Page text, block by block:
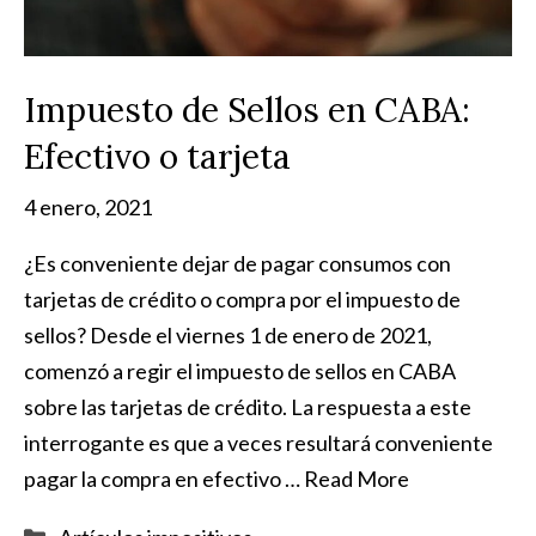
Impuesto de Sellos en CABA:
Efectivo o tarjeta
4 enero, 2021
¿Es conveniente dejar de pagar consumos con
tarjetas de crédito o compra por el impuesto de
sellos? Desde el viernes 1 de enero de 2021,
comenzó a regir el impuesto de sellos en CABA
sobre las tarjetas de crédito. La respuesta a este
interrogante es que a veces resultará conveniente
pagar la compra en efectivo … Read More